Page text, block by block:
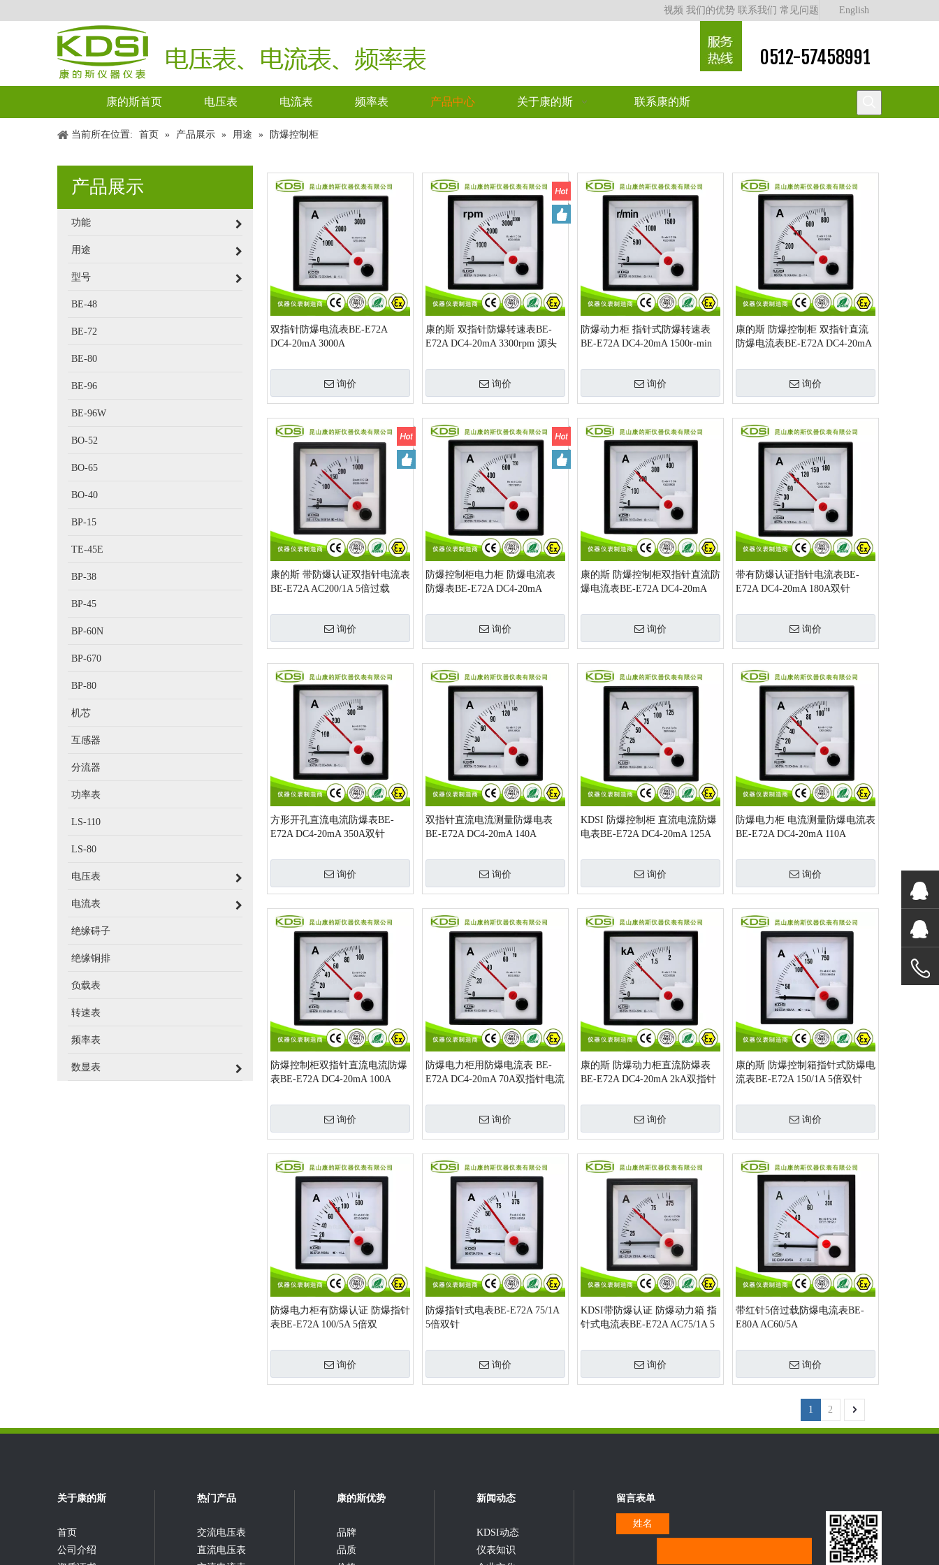
视频 我们的优势 联系我们 常见问题 English
0512-57458991
康的斯首页 电压表 电流表 频率表 产品中心 关于康的斯 联系康的斯
当前所在位置: 首页 » 产品展示 » 用途 » 防爆控制柜
产品展示
功能
用途
型号
BE-48
BE-72
BE-80
BE-96
BE-96W
BO-52
BO-65
BO-40
BP-15
TE-45E
BP-38
BP-45
BP-60N
BP-670
BP-80
机芯
互感器
分流器
功率表
LS-110
LS-80
电压表
电流表
绝缘碍子
绝缘铜排
负载表
转速表
频率表
数显表
双指针防爆电流表BE-E72A
DC4-20mA 3000A
询价
康的斯 双指针防爆转速表BE-
E72A DC4-20mA 3300rpm 源头
询价
防爆动力柜 指针式防爆转速表
BE-E72A DC4-20mA 1500r-min
询价
康的斯 防爆控制柜 双指针直流
防爆电流表BE-E72A DC4-20mA
询价
康的斯 带防爆认证双指针电流表
BE-E72A AC200/1A 5倍过载
询价
防爆控制柜电力柜 防爆电流表
防爆表BE-E72A DC4-20mA
询价
康的斯 防爆控制柜双指针直流防
爆电流表BE-E72A DC4-20mA
询价
带有防爆认证指针电流表BE-
E72A DC4-20mA 180A双针
询价
方形开孔直流电流防爆表BE-
E72A DC4-20mA 350A双针
询价
双指针直流电流测量防爆电表
BE-E72A DC4-20mA 140A
询价
KDSI 防爆控制柜 直流电流防爆
电表BE-E72A DC4-20mA 125A
询价
防爆电力柜 电流测量防爆电流表
BE-E72A DC4-20mA 110A
询价
防爆控制柜双指针直流电流防爆
表BE-E72A DC4-20mA 100A
询价
防爆电力柜用防爆电流表 BE-
E72A DC4-20mA 70A双指针电流
询价
康的斯 防爆动力柜直流防爆表
BE-E72A DC4-20mA 2kA双指针
询价
康的斯 防爆控制箱指针式防爆电
流表BE-E72A 150/1A 5倍双针
询价
防爆电力柜有防爆认证 防爆指针
表BE-E72A 100/5A 5倍双
询价
防爆指针式电表BE-E72A 75/1A
5倍双针
询价
KDSI带防爆认证 防爆动力箱 指
针式电流表BE-E72A AC75/1A 5
询价
带红针5倍过载防爆电流表BE-
E80A AC60/5A
询价
1 2
关于康的斯
首页
公司介绍
热门产品
交流电压表
直流电压表
康的斯优势
品牌
品质
新闻动态
KDSI动态
仪表知识
留言表单
姓名